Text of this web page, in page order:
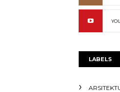
LABELS